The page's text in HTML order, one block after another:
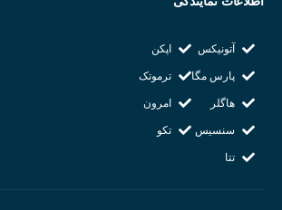
آتونیکس
پارس مگا
هاگلر
سنسیس
تتا
اپکن
ترموتک
امرون
تکو